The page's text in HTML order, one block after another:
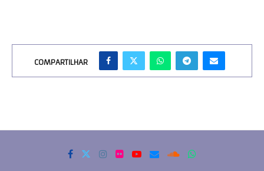
COMPARTILHAR